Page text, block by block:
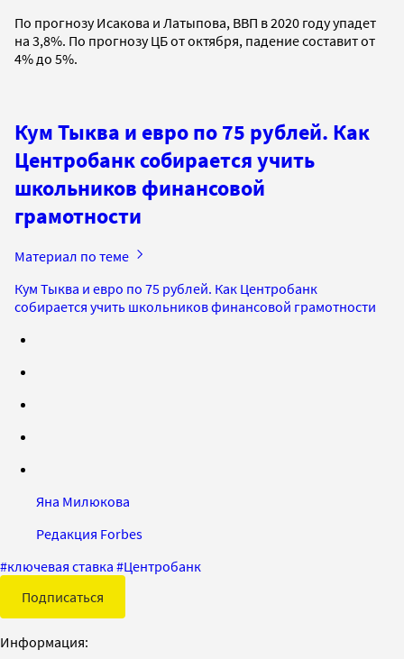
По прогнозу Исакова и Латыпова, ВВП в 2020 году упадет
на 3,8%. По прогнозу ЦБ от октября, падение составит от
4% до 5%.
Кум Тыква и евро по 75 рублей. Как
Центробанк собирается учить
школьников финансовой
грамотности
Материал по теме
Кум Тыква и евро по 75 рублей. Как Центробанк
собирается учить школьников финансовой грамотности
Яна Милюкова
Редакция Forbes
#ключевая ставка #Центробанк
Подписаться
Информация: